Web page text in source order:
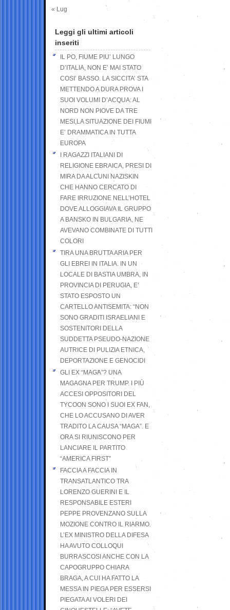
« Lug
Leggi gli ultimi articoli
inseriti
IL PO, FIUME PIU’ LUNGO
D’ITALIA, NON E’ MAI STATO
COSI’ BASSO. LA SICCITA’ STA
METTENDO A DURA PROVA I
SUOI VOLUMI D’ACQUA: AL
NORD NON PIOVE DA TRE
MESI,LA SITUAZIONE DEI FIUMI
E’ DRAMMATICA IN TUTTA
EUROPA
I RAGAZZI ITALIANI DI
RELIGIONE EBRAICA, PRESI DI
MIRA DA ALCUNI NAZISKIN
CHE HANNO CERCATO DI
FARE IRRUZIONE NELL’HOTEL
DOVE ALLOGGIAVA IL GRUPPO
A BANSKO IN BULGARIA, NE
AVEVANO COMBINATE DI TUTTI
COLORI
TIRA UNA BRUTTA ARIA PER
GLI EBREI IN ITALIA. IN UN
LOCALE DI BASTIA UMBRA, IN
PROVINCIA DI PERUGIA, E’
STATO ESPOSTO UN
CARTELLO ANTISEMITA: “NON
SONO GRADITI ISRAELIANI E
SOSTENITORI DELLA
SUDDETTA PSEUDO-NAZIONE
AUTRICE DI PULIZIA ETNICA,
DEPORTAZIONE E GENOCIDI
GLI EX “MAGA”? UNA
MAGAGNA PER TRUMP. I PIÙ
ACCESI OPPOSITORI DEL
TYCOON SONO I SUOI EX FAN,
CHE LO ACCUSANO DI AVER
TRADITO LA CAUSA “MAGA”. E
ORA SI RIUNISCONO PER
LANCIARE IL PARTITO
“AMERICA FIRST”
FACCIA A FACCIA IN
TRANSATLANTICO TRA
LORENZO GUERINI E IL
RESPONSABILE ESTERI
PEPPE PROVENZANO SULLA
MOZIONE CONTRO IL RIARMO.
L’EX MINISTRO DELLA DIFESA
HA AVUTO COLLOQUI
BURRASCOSI ANCHE CON LA
CAPOGRUPPO CHIARA
BRAGA, A CUI HA FATTO LA
MESSA IN PIEGA PER ESSERSI
PIEGATA AI VOLERI DEI